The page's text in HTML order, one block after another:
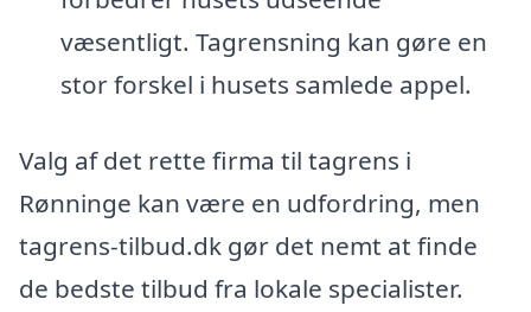
væsentligt. Tagrensning kan gøre en
stor forskel i husets samlede appel.
Valg af det rette firma til tagrens i
Rønninge kan være en udfordring, men
tagrens-tilbud.dk gør det nemt at finde
de bedste tilbud fra lokale specialister.